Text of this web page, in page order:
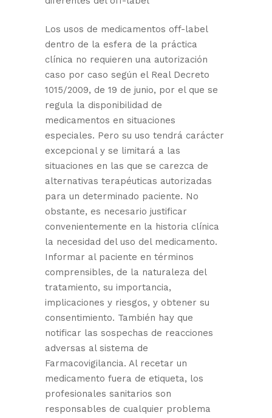
Los usos de medicamentos off-label
dentro de la esfera de la práctica
clínica no requieren una autorización
caso por caso según el Real Decreto
1015/2009, de 19 de junio, por el que se
regula la disponibilidad de
medicamentos en situaciones
especiales. Pero su uso tendrá carácter
excepcional y se limitará a las
situaciones en las que se carezca de
alternativas terapéuticas autorizadas
para un determinado paciente. No
obstante, es necesario justificar
convenientemente en la historia clínica
la necesidad del uso del medicamento.
Informar al paciente en términos
comprensibles, de la naturaleza del
tratamiento, su importancia,
implicaciones y riesgos, y obtener su
consentimiento. También hay que
notificar las sospechas de reacciones
adversas al sistema de
Farmacovigilancia. Al recetar un
medicamento fuera de etiqueta, los
profesionales sanitarios son
responsables de cualquier problema